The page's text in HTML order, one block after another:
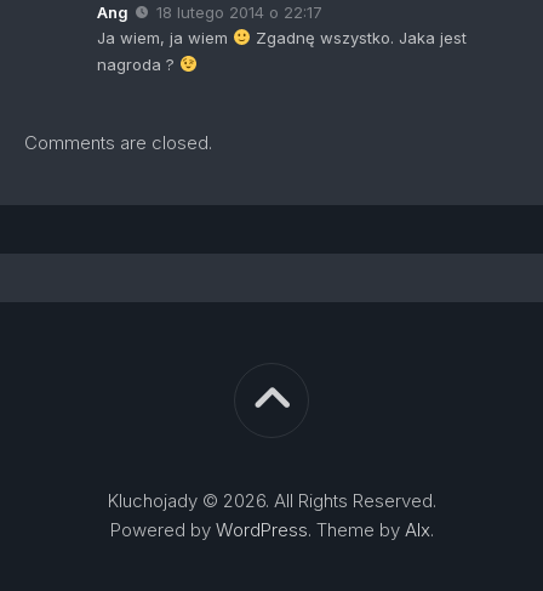
Ang
18 lutego 2014 o 22:17
Ja wiem, ja wiem
Zgadnę wszystko. Jaka jest
nagroda ?
Comments are closed.
Kluchojady © 2026. All Rights Reserved.
Powered by WordPress. Theme by Alx.